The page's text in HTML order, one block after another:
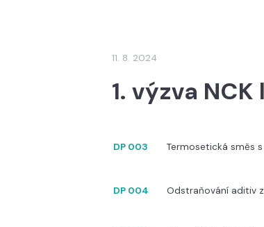
11. 8. 2024
1. výzva
DP 003 Termosetická směs
DP 004 Odstraňování aditiv